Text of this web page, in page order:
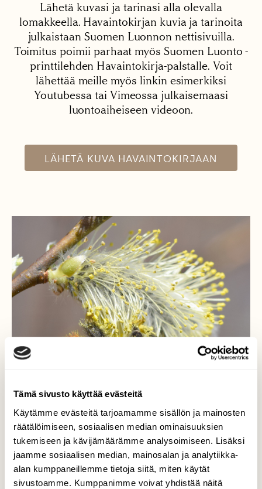
Tämä sivusto käyttää evästeitä
Käytämme evästeitä tarjoamamme sisällön ja mainosten
räätälöimiseen, sosiaalisen median ominaisuuksien
tukemiseen ja kävijämäärämme analysoimiseen. Lisäksi
jaamme sosiaalisen median, mainosalan ja analytiikka-
alan kumppaneillemme tietoja siitä, miten käytät
sivustoamme. Kumppanimme voivat yhdistää näitä
Lähetä kuvasi ja tarinasi alla olevalla
lomakkeella. Havaintokirjan kuvia ja tarinoita
julkaistaan Suomen Luonnon nettisivuilla.
Toimitus poimii parhaat myös Suomen Luonto -
printtilehden Havaintokirja-palstalle. Voit
lähettää meille myös linkin esimerkiksi
Youtubessa tai Vimeossa julkaisemaasi
luontoaiheiseen videoon.
LÄHETÄ KUVA HAVAINTOKIRJAAN